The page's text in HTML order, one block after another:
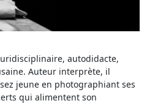
autodidacte,
Auteur interprète, il
jeune en photographiant ses
qui alimentent son